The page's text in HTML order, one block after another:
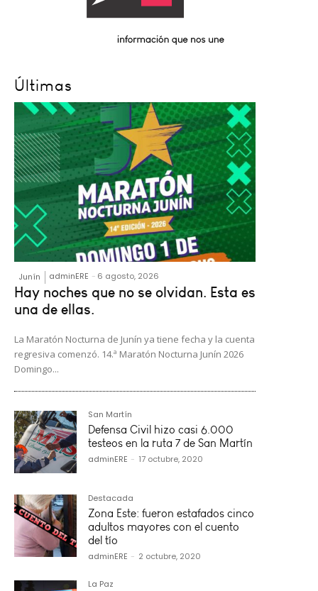
Últimas
Junín adminERE - 6 agosto, 2026
Hay noches que no se olvidan. Esta es
una de ellas.
La Maratón Nocturna de Junín ya tiene fecha y la cuenta
regresiva comenzó. 14.ª Maratón Nocturna Junín 2026
Domingo...
San Martín
Defensa Civil hizo casi 6.000
testeos en la ruta 7 de San Martín
adminERE - 17 octubre, 2020
Destacada
Zona Este: fueron estafados cinco
adultos mayores con el cuento
del tío
adminERE - 2 octubre, 2020
La Paz